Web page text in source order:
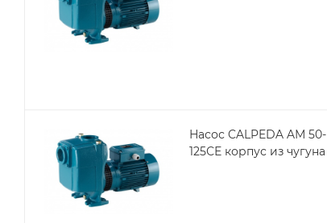
Насос CALPEDA AМ 50-
125СЕ корпус из чугуна